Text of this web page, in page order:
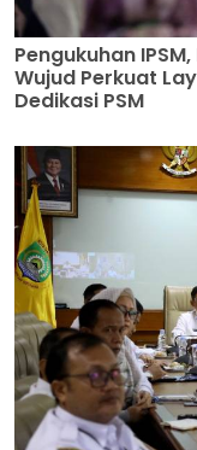
Pengukuhan
Wujud Perkuat
Dedikasi PSM